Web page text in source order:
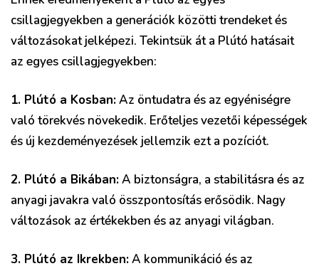
csillagjegyekben a generációk közötti trendeket és
változásokat jelképezi. Tekintsük át a Plútó hatásait
az egyes csillagjegyekben:
1. Plútó a Kosban:Az öntudatra és az egyéniségre
való törekvés növekedik. Erőteljes vezetői képességek
és új kezdeményezések jellemzik ezt a pozíciót.
2. Plútó a Bikában:A biztonságra, a stabilitásra és az
anyagi javakra való összpontosítás erősödik. Nagy
változások az értékekben és az anyagi világban.
3. Plútó az Ikrekben:A kommunikáció és az